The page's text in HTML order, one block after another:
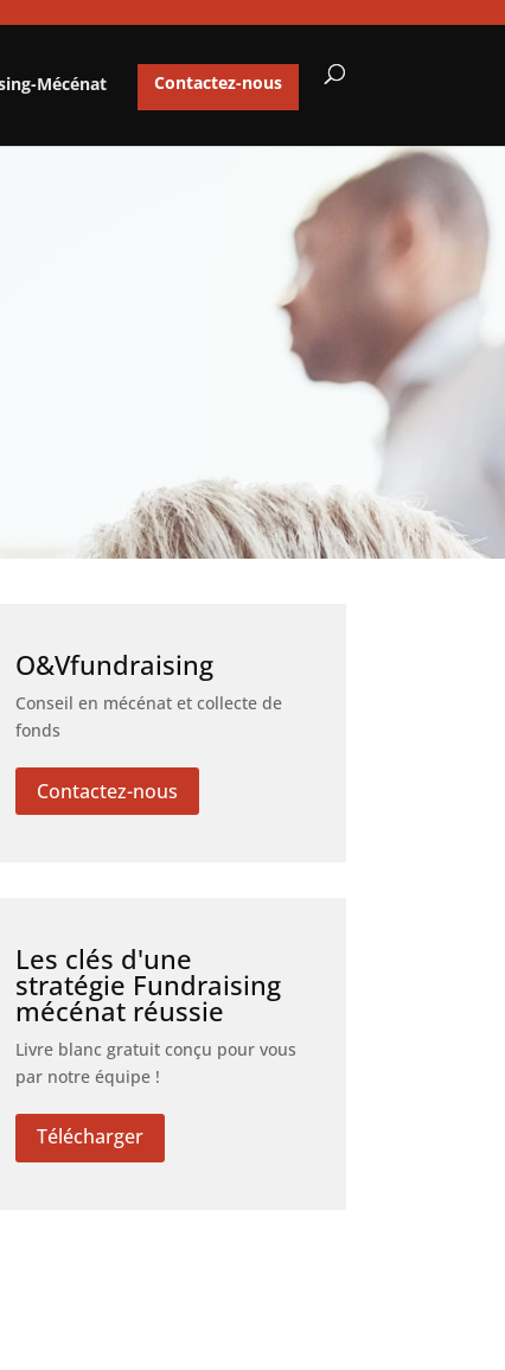
Mécénat Contactez-nous
O&Vfundraising
Conseil en mécénat et collecte de
fonds
Contactez-nous
Les clés d'une
stratégie Fundraising
mécénat réussie
Livre blanc gratuit conçu pour vous
par notre équipe !
Télécharger